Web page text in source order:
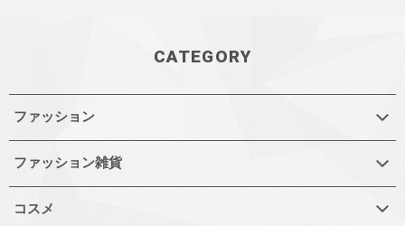
CATEGORY
ファッション
ファッション雑貨
コスメ